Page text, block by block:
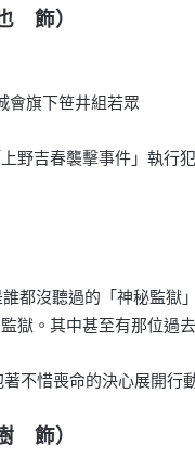
飾）
會旗下笹井組若眾
吉春襲擊事件」執行
都沒聽過的「神秘監獄
獄。其中甚至有那位過
著不惜喪命的決心展開行
飾）